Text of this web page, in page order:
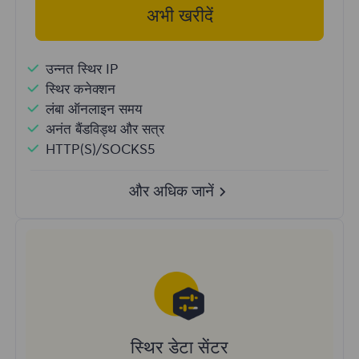
अभी खरीदें
उन्नत स्थिर IP
स्थिर कनेक्शन
लंबा ऑनलाइन समय
अनंत बैंडविड्थ और सत्र
HTTP(S)/SOCKS5
और अधिक जानें
स्थिर डेटा सेंटर